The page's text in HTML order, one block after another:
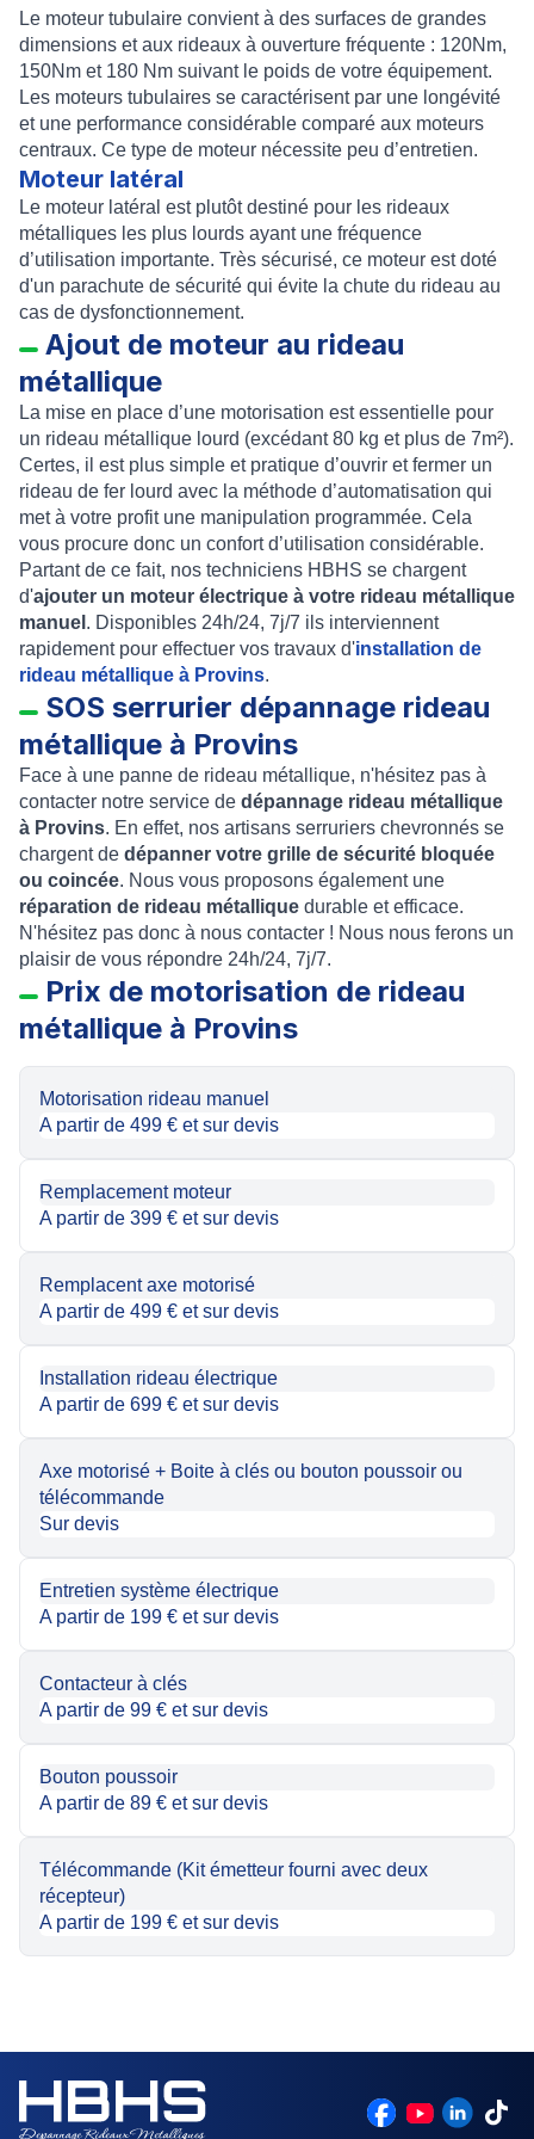
Le moteur tubulaire convient à des surfaces de grandes
dimensions et aux rideaux à ouverture fréquente : 120Nm,
150Nm et 180 Nm suivant le poids de votre équipement.
Les moteurs tubulaires se caractérisent par une longévité
et une performance considérable comparé aux moteurs
centraux. Ce type de moteur nécessite peu d’entretien.
Moteur latéral
Le moteur latéral est plutôt destiné pour les rideaux
métalliques les plus lourds ayant une fréquence
d’utilisation importante. Très sécurisé, ce moteur est doté
d'un parachute de sécurité qui évite la chute du rideau au
cas de dysfonctionnement.
Ajout de moteur au rideau
métallique
La mise en place d’une motorisation est essentielle pour
un rideau métallique lourd (excédant 80 kg et plus de 7m²).
Certes, il est plus simple et pratique d’ouvrir et fermer un
rideau de fer lourd avec la méthode d’automatisation qui
met à votre profit une manipulation programmée. Cela
vous procure donc un confort d’utilisation considérable.
Partant de ce fait, nos techniciens HBHS se chargent
d'ajouter un moteur électrique à votre rideau métallique
manuel . Disponibles 24h/24, 7j/7 ils interviennent
rapidement pour effectuer vos travaux d'installation de
rideau métallique à Provins.
SOS serrurier dépannage rideau
métallique à Provins
Face à une panne de rideau métallique, n'hésitez pas à
contacter notre service de dépannage rideau métallique
à Provins. En effet, nos artisans serruriers chevronnés se
chargent de dépanner votre grille de sécurité bloquée
ou coincée. Nous vous proposons également une
réparation de rideau métallique durable et efficace.
N'hésitez pas donc à nous contacter ! Nous nous ferons un
plaisir de vous répondre 24h/24, 7j/7.
Prix de motorisation de rideau
métallique à Provins
Motorisation rideau manuel
A partir de 499 € et sur devis
Remplacement moteur
A partir de 399 € et sur devis
Remplacent axe motorisé
A partir de 499 € et sur devis
Installation rideau électrique
A partir de 699 € et sur devis
Axe motorisé + Boite à clés ou bouton poussoir ou
télécommande
Sur devis
Entretien système électrique
A partir de 199 € et sur devis
Contacteur à clés
A partir de 99 € et sur devis
Bouton poussoir
A partir de 89 € et sur devis
Télécommande (Kit émetteur fourni avec deux
récepteur)
A partir de 199 € et sur devis